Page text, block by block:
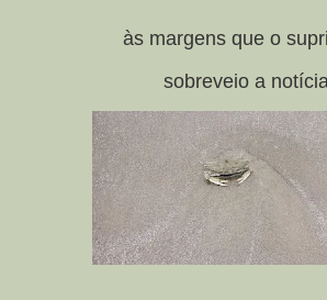
às margens que o
sobreveio a notícia